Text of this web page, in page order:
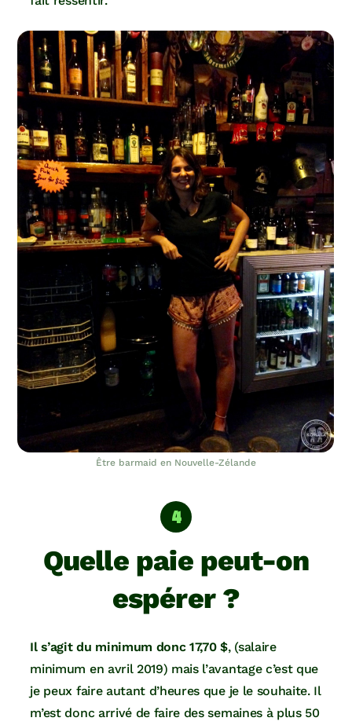
Être barmaid en Nouvelle-Zélande
Quelle paie peut-on
espérer ?
Il s’agit du minimum donc 17,70 $, (salaire
minimum en avril 2019) mais l’avantage c’est que
je peux faire autant d’heures que je le souhaite. Il
m’est donc arrivé de faire des semaines à plus 50